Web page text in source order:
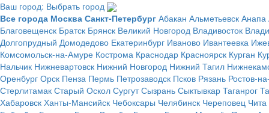
Ваш город: Выбрать город
Все города Москва Санкт-Петербург Абакан Альметьевск Анапа
Благовещенск Братск Брянск Великий Новгород Владивосток
Долгопрудный Домодедово Екатеринбург Иваново Ивантеевка
Комсомольск-на-Амуре Кострома Краснодар Красноярск Курган
Нальчик Нижневартовск Нижний Новгород Нижний Тагил
Оренбург Орск Пенза Пермь Петрозаводск Псков Рязань Ростов-
Стерлитамак Старый Оскол Сургут Сызрань Сыктывкар Таганрог
Хабаровск Ханты-Мансийск Чебоксары Челябинск Череповец Чита